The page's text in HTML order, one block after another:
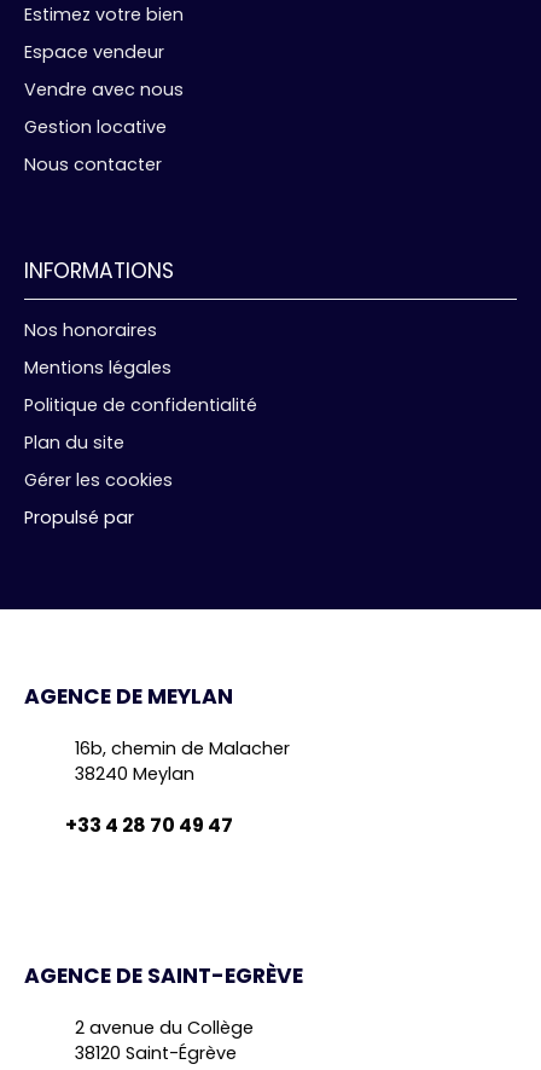
Estimez votre bien
Espace vendeur
Vendre avec nous
Gestion locative
Nous contacter
INFORMATIONS
Nos honoraires
Mentions légales
Politique de confidentialité
Plan du site
Gérer les cookies
Propulsé par
AGENCE DE MEYLAN
16b, chemin de Malacher
38240 Meylan
+33 4 28 70 49 47
AGENCE DE SAINT-EGRÈVE
2 avenue du Collège
38120 Saint-Égrève